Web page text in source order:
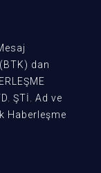
dan
ŞTİ. Ad ve
Haberleşme